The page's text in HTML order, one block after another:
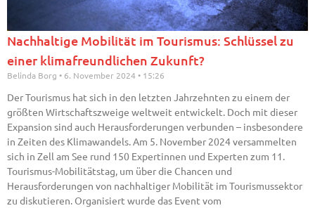
Nachhaltige Mobilität im Tourismus: Schlüssel zu
einer klimafreundlichen Zukunft?
Belinda Borg 6. November 2024 15:26
Der Tourismus hat sich in den letzten Jahrzehnten zu einem der
größten Wirtschaftszweige weltweit entwickelt. Doch mit dieser
Expansion sind auch Herausforderungen verbunden – insbesondere
in Zeiten des Klimawandels. Am 5. November 2024 versammelten
sich in Zell am See rund 150 Expertinnen und Experten zum 11.
Tourismus-Mobilitätstag, um über die Chancen und
Herausforderungen von nachhaltiger Mobilität im Tourismussektor
zu diskutieren. Organisiert wurde das Event vom